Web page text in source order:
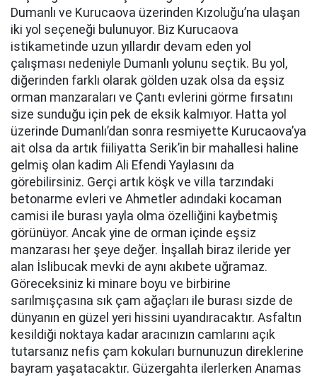
Dumanlı ve Kurucaova üzerinden Kızoluğu’na ulaşan
iki yol seçeneği bulunuyor. Biz Kurucaova
istikametinde uzun yıllardır devam eden yol
çalışması nedeniyle Dumanlı yolunu seçtik. Bu yol,
diğerinden farklı olarak gölden uzak olsa da eşsiz
orman manzaraları ve Çantı evlerini görme fırsatını
size sunduğu için pek de eksik kalmıyor. Hatta yol
üzerinde Dumanlı’dan sonra resmiyette Kurucaova’ya
ait olsa da artık fiiliyatta Serik’in bir mahallesi haline
gelmiş olan kadim Ali Efendi Yaylasını da
görebilirsiniz. Gerçi artık köşk ve villa tarzındaki
betonarme evleri ve Ahmetler adındaki kocaman
camisi ile burası yayla olma özelliğini kaybetmiş
görünüyor. Ancak yine de orman içinde eşsiz
manzarası her şeye değer. İnşallah biraz ileride yer
alan İslibucak mevki de aynı akıbete uğramaz.
Göreceksiniz ki minare boyu ve birbirine
sarılmışçasına sık çam ağaçları ile burası sizde de
dünyanın en güzel yeri hissini uyandıracaktır. Asfaltın
kesildiği noktaya kadar aracınızın camlarını açık
tutarsanız nefis çam kokuları burnunuzun direklerine
bayram yaşatacaktır. Güzergahta ilerlerken Anamas